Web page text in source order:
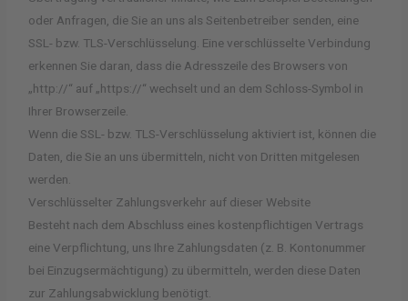
oder Anfragen, die Sie an uns als Seitenbetreiber senden, eine
SSL- bzw. TLS-Verschlüsselung. Eine verschlüsselte Verbindung
erkennen Sie daran, dass die Adresszeile des Browsers von
„http://“ auf „https://“ wechselt und an dem Schloss-Symbol in
Ihrer Browserzeile.
Wenn die SSL- bzw. TLS-Verschlüsselung aktiviert ist, können die
Daten, die Sie an uns übermitteln, nicht von Dritten mitgelesen
werden.
Verschlüsselter Zahlungsverkehr auf dieser Website
Besteht nach dem Abschluss eines kostenpflichtigen Vertrags
eine Verpflichtung, uns Ihre Zahlungsdaten (z. B. Kontonummer
bei Einzugsermächtigung) zu übermitteln, werden diese Daten
zur Zahlungsabwicklung benötigt.